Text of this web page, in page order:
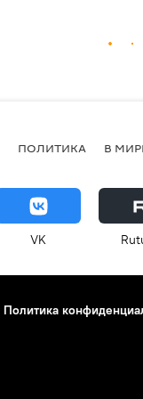
ПОЛИТИКА В
VK
Политика